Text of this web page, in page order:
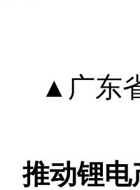
▲广东
推动锂电